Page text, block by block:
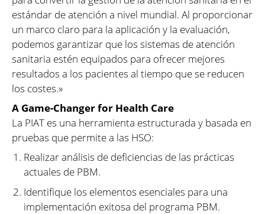
estándar de atención a nivel mundial. Al proporcionar
un marco claro para la aplicación y la evaluación,
podemos garantizar que los sistemas de atención
sanitaria estén equipados para ofrecer mejores
resultados a los pacientes al tiempo que se reducen
los costes.»
A Game-Changer for Health Care
La PIAT es una herramienta estructurada y basada en
pruebas que permite a las HSO:
Realizar análisis de deficiencias de las prácticas
actuales de PBM.
Identifique los elementos esenciales para una
implementación exitosa del programa PBM.